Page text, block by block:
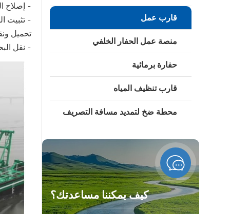
قارب عمل
منصة عمل الحفار الخلفي
حفارة برمائية
قارب تنظيف المياه
محطة ضخ لتمديد مسافة التصريف
كيف يمكننا مساعدتك؟
- إصلاح
- تثبيت
تحميل
- نقل